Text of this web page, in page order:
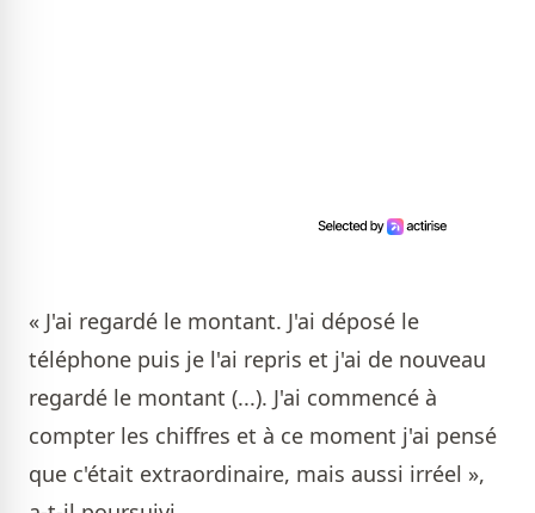
« J'ai regardé le montant. J'ai déposé le
téléphone puis je l'ai repris et j'ai de nouveau
regardé le montant (...). J'ai commencé à
compter les chiffres et à ce moment j'ai pensé
que c'était extraordinaire, mais aussi irréel »,